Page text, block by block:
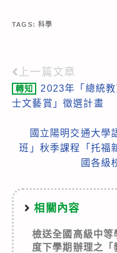
TAGS:科學
Read
more
上一篇文章
轉知
2023年「總統
士文藝賞」徵選計畫
國立陽明交通大學
班」秋季課程「托福
國各級
相關內容
檢送全國高級中
度下學期辦理之